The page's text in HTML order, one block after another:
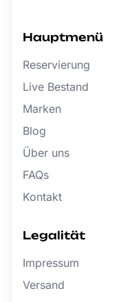
Hauptmenü
Reservierung
Live Bestand
Marken
Blog
Über uns
FAQs
Kontakt
Legalität
Impressum
Versand